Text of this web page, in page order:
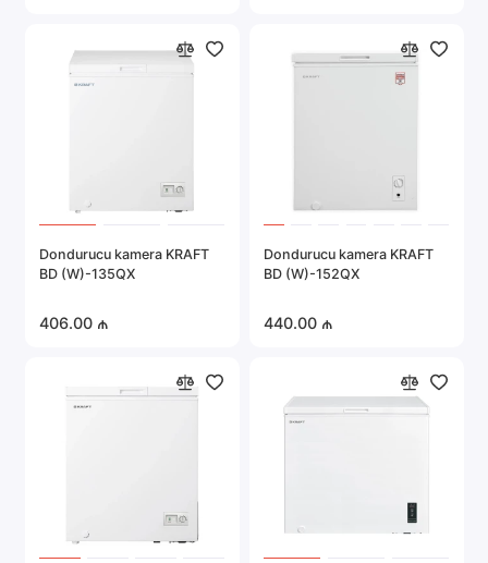
Dondurucu kamera KRAFT
BD (W)-135QX
406.00 ₼
Dondurucu kamera KRAFT
BD (W)-152QX
440.00 ₼